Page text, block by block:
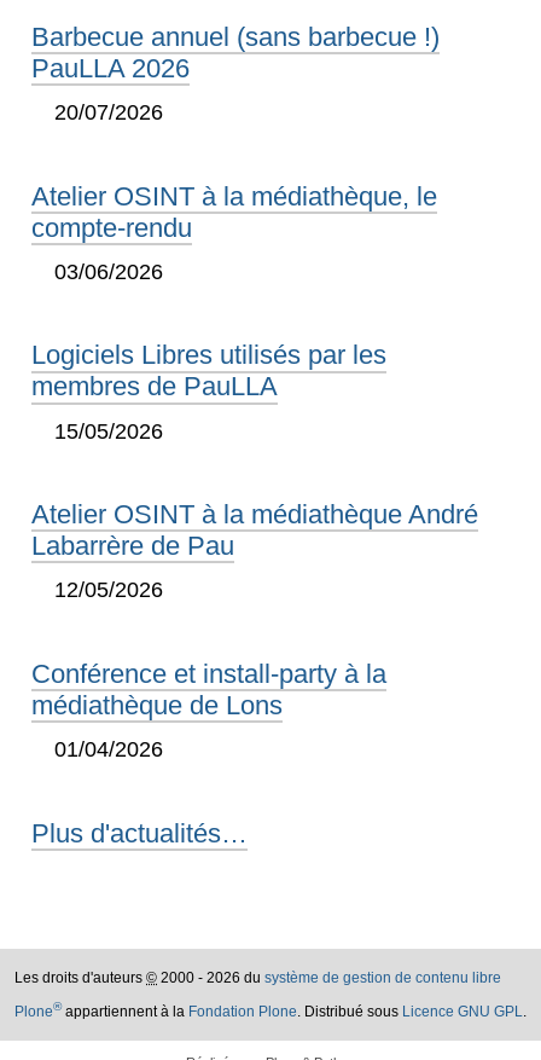
Barbecue annuel (sans barbecue !)
PauLLA 2026
20/07/2026
Atelier OSINT à la médiathèque, le
compte-rendu
03/06/2026
Logiciels Libres utilisés par les
membres de PauLLA
15/05/2026
Atelier OSINT à la médiathèque André
Labarrère de Pau
12/05/2026
Conférence et install-party à la
médiathèque de Lons
01/04/2026
Plus d'actualités…
Les droits d'auteurs © 2000 - 2026 du système de gestion de contenu libre
Plone®appartiennent à la Fondation Plone. Distribué sous Licence GNU GPL.